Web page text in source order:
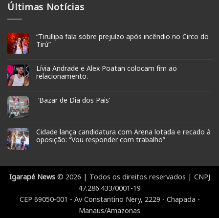
Últimas Notícias
“Tirullipa fala sobre prejuízo após incêndio no Circo do
Tirú”
Lívia Andrade e Alex Poatan colocam fim ao
relacionamento.
‘Bazar de Dia dos Pais’
Cidade lança candidatura com Arena lotada e recado à
oposição: “Vou responder com trabalho”
Igarapé News© 2026 | Todos os direitos reservados | CNPJ
47.286.433/0001-19
CEP 69050-001 - Av Constantino Nery, 2229 - Chapada -
Manaus/Amazonas